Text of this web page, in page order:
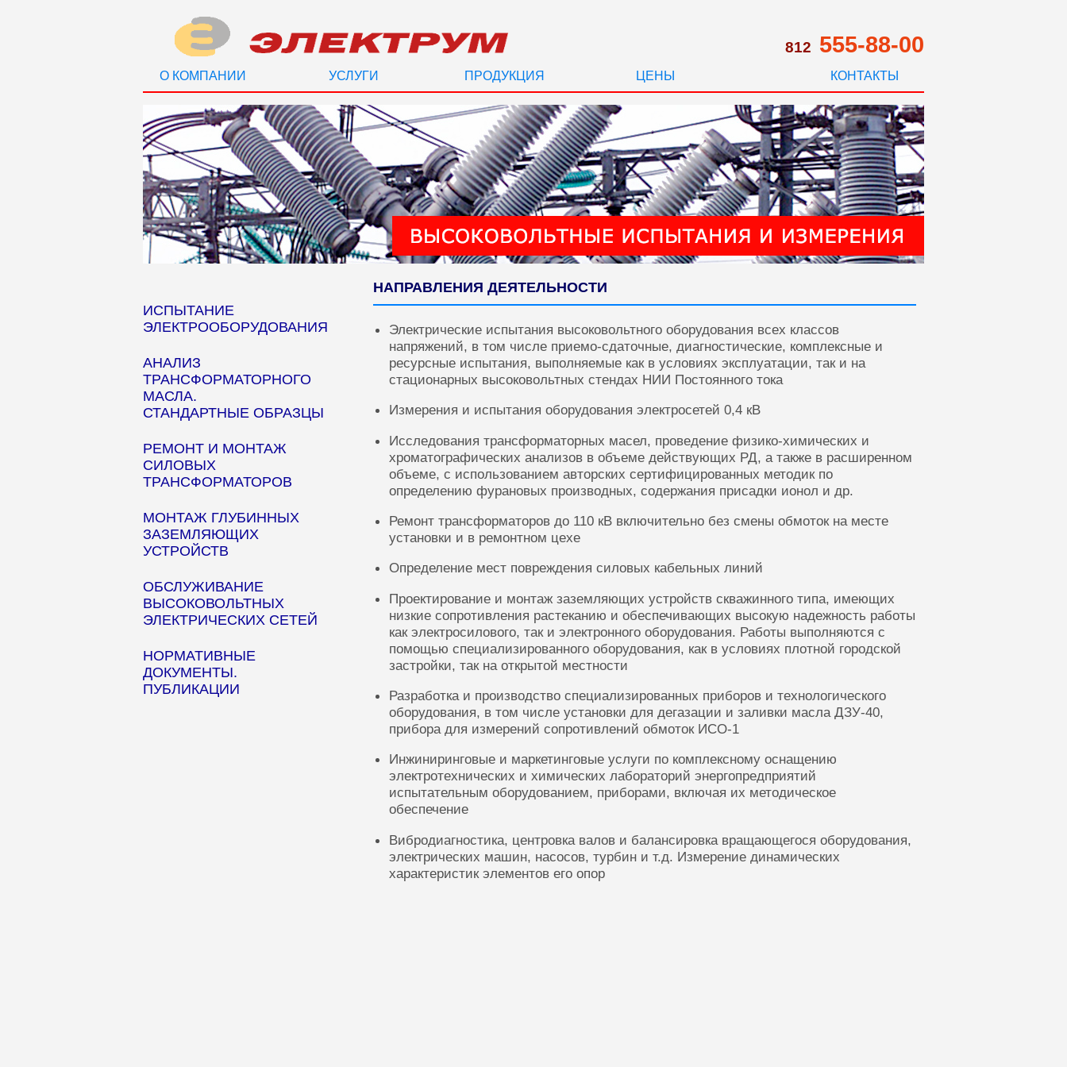
812 555-88-00
О КОМПАНИИ УСЛУГИ ПРОДУКЦИЯ ЦЕНЫ КОНТАКТЫ
ИСПЫТАНИЕ
ЭЛЕКТРООБОРУДОВАНИЯ
АНАЛИЗ
ТРАНСФОРМАТОРНОГО
МАСЛА.
СТАНДАРТНЫЕ ОБРАЗЦЫ
РЕМОНТ И МОНТАЖ
СИЛОВЫХ
ТРАНСФОРМАТОРОВ
МОНТАЖ ГЛУБИННЫХ
ЗАЗЕМЛЯЮЩИХ
УСТРОЙСТВ
ОБСЛУЖИВАНИЕ
ВЫСОКОВОЛЬТНЫХ
ЭЛЕКТРИЧЕСКИХ СЕТЕЙ
НОРМАТИВНЫЕ
ДОКУМЕНТЫ.
ПУБЛИКАЦИИ
НАПРАВЛЕНИЯ ДЕЯТЕЛЬНОСТИ
Электрические испытания высоковольтного оборудования всех классов
напряжений, в том числе приемо-сдаточные, диагностические, комплексные и
ресурсные испытания, выполняемые как в условиях эксплуатации, так и на
стационарных высоковольтных стендах НИИ Постоянного тока
Измерения и испытания оборудования электросетей 0,4 кВ
Исследования трансформаторных масел, проведение физико-химических и
хроматографических анализов в объеме действующих РД, а также в расширенном
объеме, с использованием авторских сертифицированных методик по
определению фурановых производных, содержания присадки ионол и др.
Ремонт трансформаторов до 110 кВ включительно без смены обмоток на месте
установки и в ремонтном цехе
Определение мест повреждения силовых кабельных линий
Проектирование и монтаж заземляющих устройств скважинного типа, имеющих
низкие сопротивления растеканию и обеспечивающих высокую надежность работы
как электросилового, так и электронного оборудования. Работы выполняются с
помощью специализированного оборудования, как в условиях плотной городской
застройки, так на открытой местности
Разработка и производство специализированных приборов и технологического
оборудования, в том числе установки для дегазации и заливки масла ДЗУ-40,
прибора для измерений сопротивлений обмоток ИСО-1
Инжиниринговые и маркетинговые услуги по комплексному оснащению
электротехнических и химических лабораторий энергопредприятий
испытательным оборудованием, приборами, включая их методическое
обеспечение
Вибродиагностика, центровка валов и балансировка вращающегося оборудования,
электрических машин, насосов, турбин и т.д. Измерение динамических
характеристик элементов его опор